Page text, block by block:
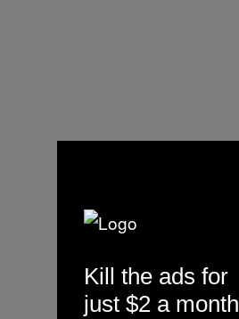
Kill the ads for
just $2 a month